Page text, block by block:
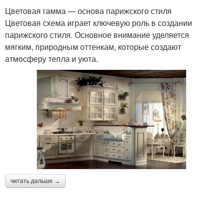
Цветовая гамма — основа парижского стиля
Цветовая схема играет ключевую роль в создании
парижского стиля. Основное внимание уделяется
мягким, природным оттенкам, которые создают
атмосферу тепла и уюта.
читать дальше →